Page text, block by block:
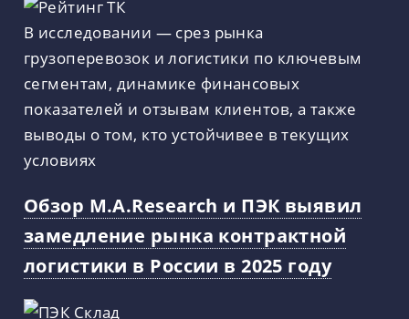
В исследовании — срез рынка
грузоперевозок и логистики по ключевым
сегментам, динамике финансовых
показателей и отзывам клиентов, а также
выводы о том, кто устойчивее в текущих
условиях
Обзор M.A.Research и ПЭК выявил
замедление рынка контрактной
логистики в России в 2025 году